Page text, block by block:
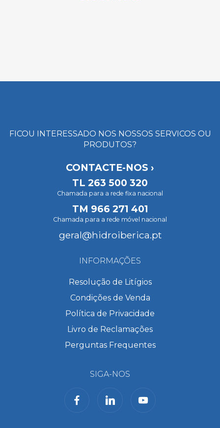
FICOU INTERESSADO NOS NOSSOS SERVICOS OU
PRODUTOS?
CONTACTE-NOS ›
TL 263 500 320
Chamada para a rede fixa nacional
TM 966 271 401
Chamada para a rede móvel nacional
geral@hidroiberica.pt
INFORMAÇÕES
Resolução de Litígios
Condições de Venda
Política de Privacidade
Livro de Reclamações
Perguntas Frequentes
SIGA-NOS